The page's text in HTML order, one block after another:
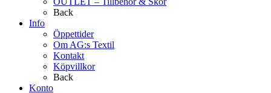
Back
Info
Öppettider
Om AG:s Textil
Kontakt
Köpvillkor
Back
Konto